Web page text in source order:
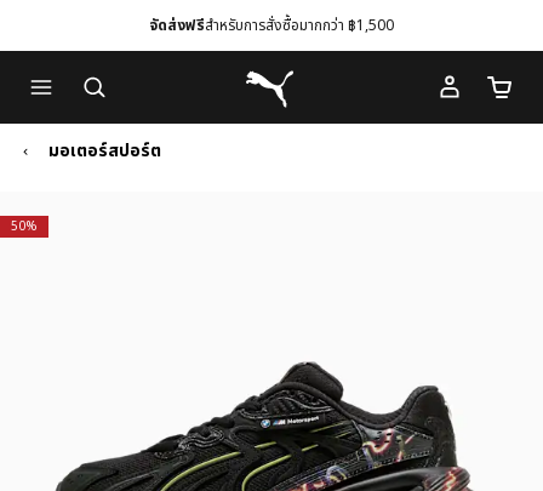
to
Main
content
to
Footer
Content
จัดส่งฟรีสำหรับการสั่งซื้อมากกว่า ฿1,500
Puma โฮม
จำนว
มอเตอร์สปอร์ต
50%